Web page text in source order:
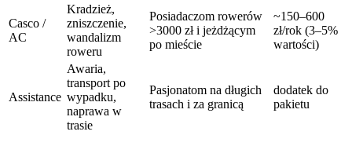
Casco /
AC
Kradzież,
zniszczenie,
wandalizm
roweru
Posiadaczom rowerów
>3000 zł i jeżdżącym
po mieście
~150–600
zł/rok (3–5%
wartości)
Assistance
Awaria,
transport po
wypadku,
naprawa w
trasie
Pasjonatom na długich
trasach i za granicą
dodatek do
pakietu